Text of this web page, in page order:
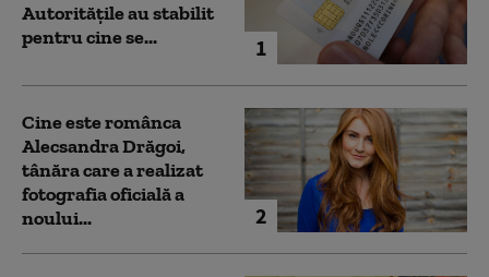
1
Autoritățile au stabilit
pentru cine se...
2
Cine este românca
Alecsandra Drăgoi,
tânăra care a realizat
fotografia oficială a
noului...